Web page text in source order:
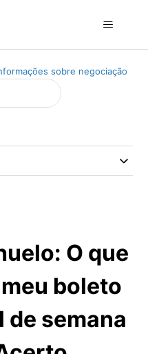
sobre negociação
O que
boleto
de semana